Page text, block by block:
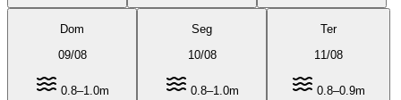
Dom
09/08
0.8–1.0m
Seg
10/08
0.8–1.0m
Ter
11 /08
0.8–0.9m